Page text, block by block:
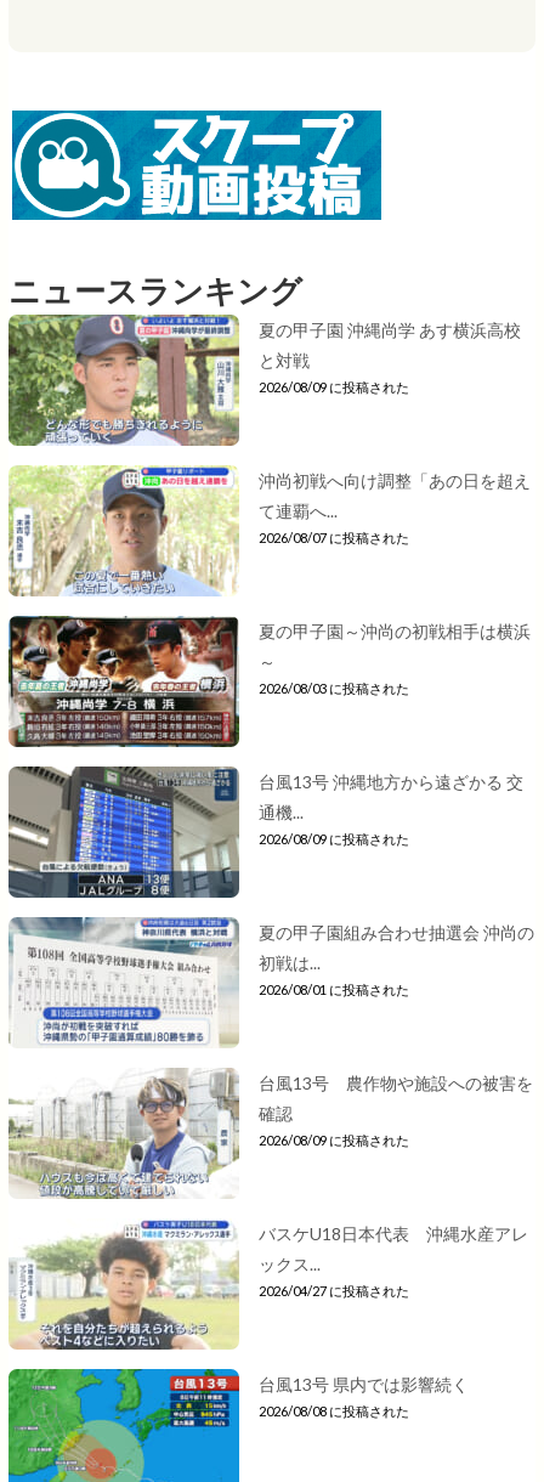
ニュースランキング
夏の甲子園 沖縄尚学 あす横浜高校
と対戦
2026/08/09 に投稿された
沖尚初戦へ向け調整「あの日を超え
て連覇へ...
2026/08/07 に投稿された
夏の甲子園～沖尚の初戦相手は横浜
～
2026/08/03 に投稿された
台風13号 沖縄地方から遠ざかる 交
通機...
2026/08/09 に投稿された
夏の甲子園組み合わせ抽選会 沖尚の
初戦は...
2026/08/01 に投稿された
台風13号 農作物や施設への被害を
確認
2026/08/09 に投稿された
バスケU18日本代表 沖縄水産アレ
ックス...
2026/04/27 に投稿された
台風13号 県内では影響続く
2026/08/08 に投稿された